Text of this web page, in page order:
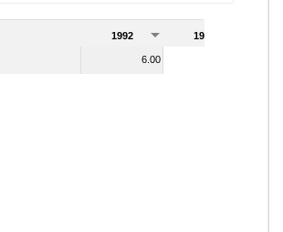
1992 1993
6.00